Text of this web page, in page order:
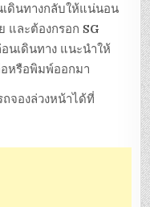
เดินทางกลับให้แน่นอน
และต้องกรอกSG
นเดินทาง แนะนำให้
อหรือพิมพ์ออกมา
จองล่วงหน้าได้ที่